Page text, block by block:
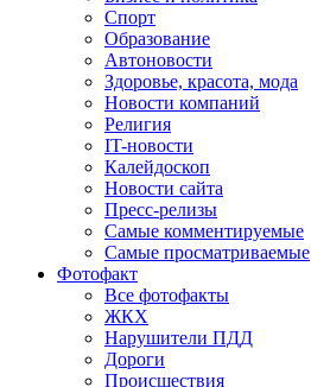
Спорт
Образование
Автоновости
Здоровье, красота, мода
Новости компаний
Религия
IT-новости
Калейдоскоп
Новости сайта
Пресс-релизы
Самые комментируемые
Самые просматриваемые
Фотофакт
Все фотофакты
ЖКХ
Нарушители ПДД
Дороги
Происшествия